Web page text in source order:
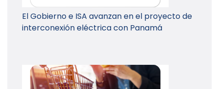
El Gobierno e ISA avanzan en el proyecto de
interconexión eléctrica con Panamá